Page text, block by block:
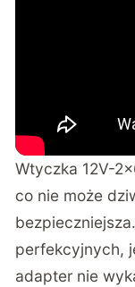
Wtyczka 12V-
co nie może
perfekcyjnych,
adapter nie